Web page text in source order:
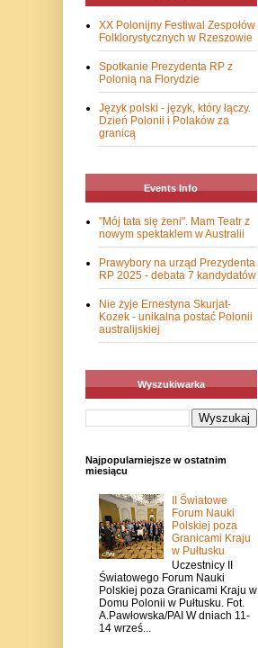
XX Polonijny Festiwal Zespołów
Folklorystycznych w Rzeszowie
Spotkanie Prezydenta RP z
Polonią na Florydzie
Język polski - język, który łączy.
Dzień Polonii i Polaków za
granicą
Events Info
"Mój tata się żeni". Mam Teatr z
nowym spektaklem w Australii
Prawybory na urząd Prezydenta
RP 2025 - debata 7 kandydatów
Nie żyje Ernestyna Skurjat-
Kozek - unikalna postać Polonii
australijskiej
Wyszukiwarka
Najpopularniejsze w ostatnim
miesiącu
II Światowe
Forum Nauki
Polskiej poza
Granicami Kraju
w Pułtusku
Uczestnicy II
Światowego Forum Nauki
Polskiej poza Granicami Kraju w
Domu Polonii w Pułtusku. Fot.
A.Pawłowska/PAI W dniach 11-
14 wrześ...